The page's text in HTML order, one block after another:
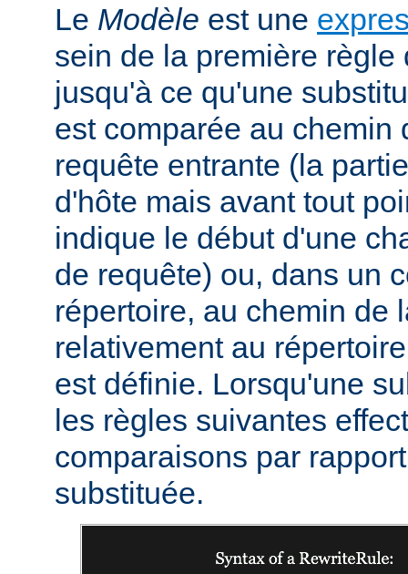
Le Modèle est une
sein de la première règle
jusqu'à ce qu'une
est comparée au chemin
requête entrante (la
d'hôte mais avant tout
indique le début d'une
de requête) ou, dans un
répertoire, au chemin de
relativement au
est définie. Lorsqu'une
les règles suivantes
comparaisons par
substituée.